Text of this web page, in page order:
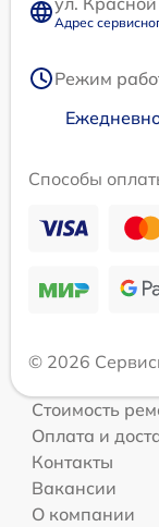
Адрес
Режим
Способы
© 2026
Стоимость
Оплата и
Контакты
Вакансии
О компании